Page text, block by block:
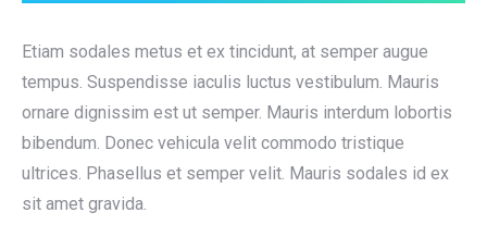
Etiam sodales metus et ex tincidunt, at semper augue
tempus. Suspendisse iaculis luctus vestibulum. Mauris
ornare dignissim est ut semper. Mauris interdum lobortis
bibendum. Donec vehicula velit commodo tristique
ultrices. Phasellus et semper velit. Mauris sodales id ex
sit amet gravida.